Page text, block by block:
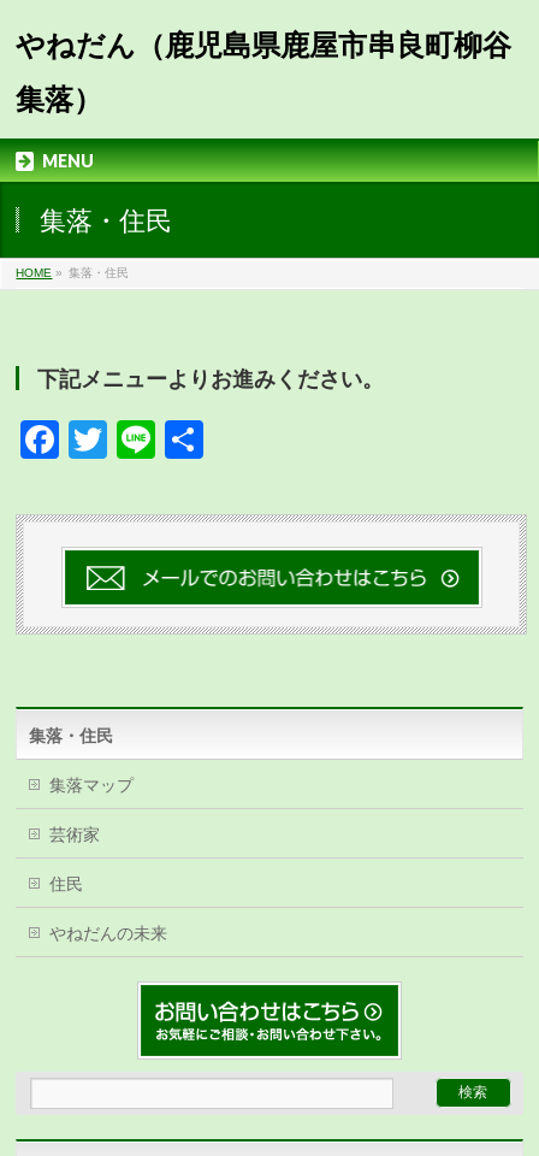
やねだん（鹿児島県鹿屋市串良町柳谷
集落）
MENU
集落・住民
HOME » 集落・住民
下記メニューよりお進みください。
Facebook
Twitter
Line
集落・住民
集落マップ
芸術家
住民
やねだんの未来